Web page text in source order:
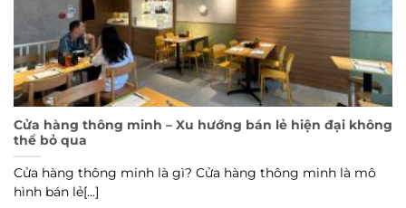
Cửa hàng thông minh – Xu hướng bán lẻ hiện đại không
thể bỏ qua
Cửa hàng thông minh là gì? Cửa hàng thông minh là mô
hình bán lẻ[...]